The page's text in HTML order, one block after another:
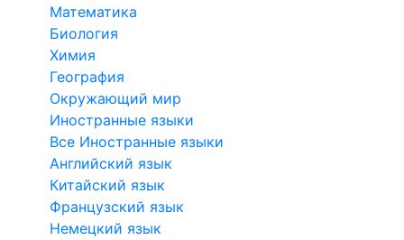
Математика
Биология
Химия
География
Окружающий мир
Иностранные языки
Все Иностранные языки
Английский язык
Китайский язык
Французский язык
Немецкий язык